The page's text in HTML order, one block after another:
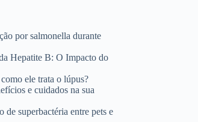
por salmonella durante
Hepatite B: O Impacto do
ele trata o lúpus?
e cuidados na sua
de superbactéria entre pets e